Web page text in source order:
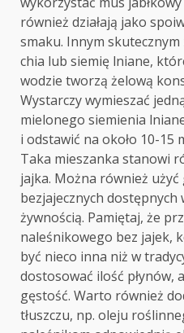
również działają jako
smaku. Innym
chia lub siemię lniane,
wodzie tworzą żelową
Wystarczy wymieszać
mielonego siemienia
i odstawić na około 10-15
Taka mieszanka stanowi
jajka. Można również
bezjajecznych dostępnych
żywnością. Pamiętaj, że
naleśnikowego bez jajek,
być nieco inna niż w
dostosować ilość płynów,
gęstość. Warto również
tłuszczu, np. oleju